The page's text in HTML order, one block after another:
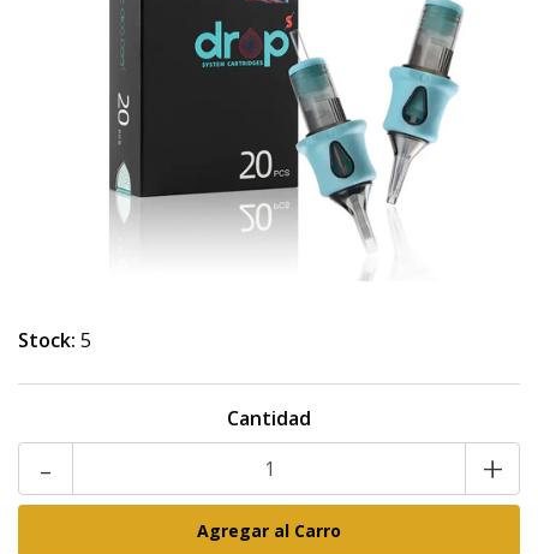
Stock: 5
Cantidad
- +